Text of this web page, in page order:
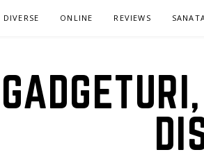
DIVERSE ONLINE REVIEWS